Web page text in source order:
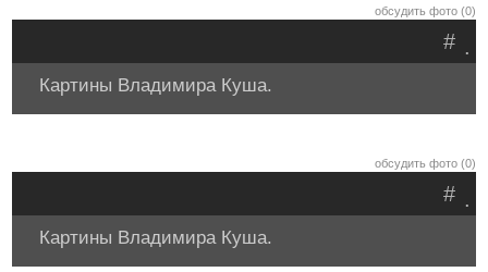
обсудить фото (0)
.
#
Картины Владимира Куша.
обсудить фото (0)
.
#
Картины Владимира Куша.